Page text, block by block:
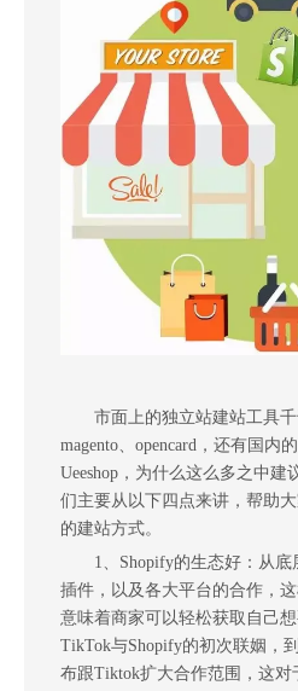
市面上的独立站建站工具千
magento、opencard，还有国内的
Ueeshop，为什么这么多之中建
们主要从以下四点来讲，帮助
的建站方式。
1、Shopify的生态好：从
插件，以及各大平台的合作，
意味着商家可以轻松获取自己
TikTok与Shopify的初次联姻，
布跟Tiktok扩大合作范围，这